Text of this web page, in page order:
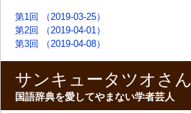
第1回 （2019-03-25）
第2回 （2019-04-01）
第3回 （2019-04-08）
サンキュータツオさん
国語辞典を愛してやまない学者芸人